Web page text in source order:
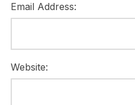
Email Address:
Website: